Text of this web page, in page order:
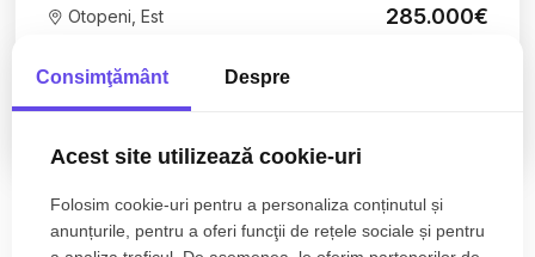
2025
Otopeni, Est 285.000€
Consimţământ Despre
Acest site utilizează cookie-uri
Folosim cookie-uri pentru a personaliza conținutul și
anunțurile, pentru a oferi funcţii de rețele sociale și pentru